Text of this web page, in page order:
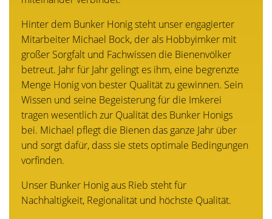
Hinter dem Bunker Honig steht unser engagierter
Mitarbeiter Michael Bock, der als Hobbyimker mit
großer Sorgfalt und Fachwissen die Bienenvölker
betreut. Jahr für Jahr gelingt es ihm, eine begrenzte
Menge Honig von bester Qualität zu gewinnen. Sein
Wissen und seine Begeisterung für die Imkerei
tragen wesentlich zur Qualität des Bunker Honigs
bei. Michael pflegt die Bienen das ganze Jahr über
und sorgt dafür, dass sie stets optimale Bedingungen
vorfinden.
Unser Bunker Honig aus Rieb steht für
Nachhaltigkeit, Regionalität und höchste Qualität.